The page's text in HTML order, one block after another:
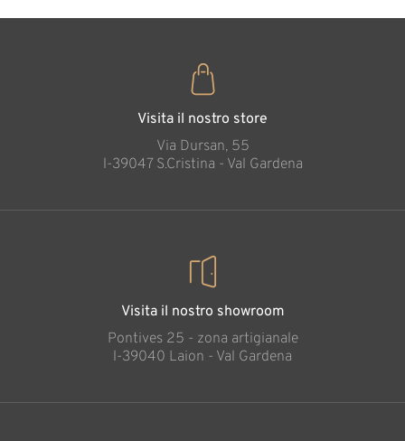
Visita il nostro store
Via Dursan, 55
l-39047 S.Cristina - Val Gardena
Visita il nostro showroom
Pontives 25 - zona artigianale
l-39040 Laion - Val Gardena